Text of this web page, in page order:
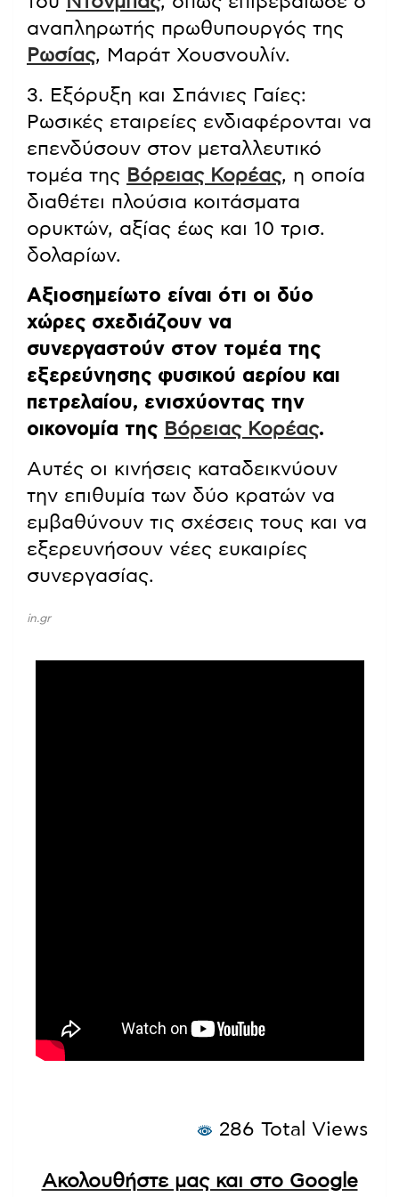
αναπληρωτής πρωθυπουργός της
Ρωσίας, Μαράτ Χουσνουλίν.
3. Εξόρυξη και Σπάνιες Γαίες:
Ρωσικές εταιρείες ενδιαφέρονται να
επενδύσουν στον μεταλλευτικό
τομέα της Βόρειας Κορέας, η οποία
διαθέτει πλούσια κοιτάσματα
ορυκτών, αξίας έως και 10 τρισ.
δολαρίων.
Αξιοσημείωτο είναι ότι οι δύο
χώρες σχεδιάζουν να
συνεργαστούν στον τομέα της
εξερεύνησης φυσικού αερίου και
πετρελαίου, ενισχύοντας την
οικονομία της Βόρειας Κορέας.
Αυτές οι κινήσεις καταδεικνύουν
την επιθυμία των δύο κρατών να
εμβαθύνουν τις σχέσεις τους και να
εξερευνήσουν νέες ευκαιρίες
συνεργασίας.
in.gr
286 Total Views
Ακολουθήστε μας και στο Google